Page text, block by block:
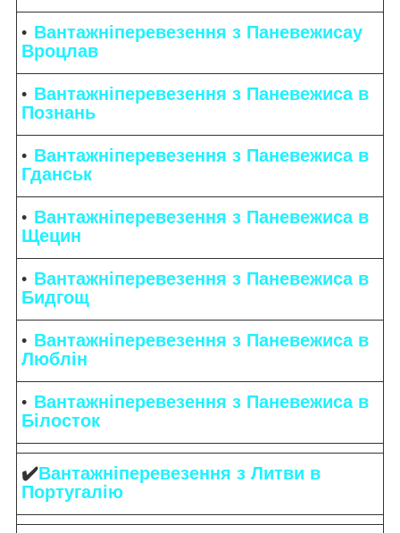
Вантажніперевезення з Паневежисау
Вроцлав
Вантажніперевезення з Паневежиса в
Познань
Вантажніперевезення з Паневежиса в
Гданськ
Вантажніперевезення з Паневежиса в
Щецин
Вантажніперевезення з Паневежиса в
Бидгощ
Вантажніперевезення з Паневежиса в
Люблін
Вантажніперевезення з Паневежиса в
Білосток
✔️Вантажніперевезення з Литви в
Португалію